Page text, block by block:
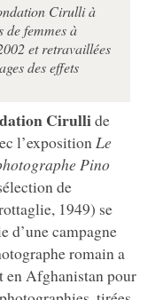
Cirulli à
de femmes à
et retravaillées
des effets
Cirullide
l’exposition Le
Pino
de
1949) se
d’une campagne
romain a
en Afghanistan pour